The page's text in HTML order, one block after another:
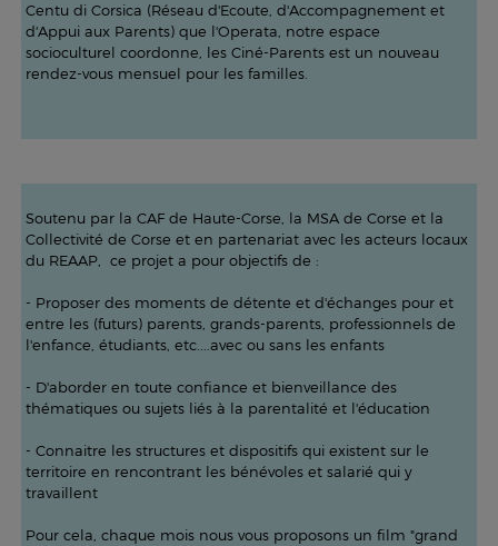
Centu di Corsica (Réseau d'Ecoute, d'Accompagnement et
d'Appui aux Parents) que l'Operata, notre espace
socioculturel coordonne, les Ciné-Parents est un nouveau
rendez-vous mensuel pour les familles.
Soutenu par la CAF de Haute-Corse, la MSA de Corse et la
Collectivité de Corse et en partenariat avec les acteurs locaux
du REAAP, ce projet a pour objectifs de :
- Proposer des moments de détente et d'échanges pour et
entre les (futurs) parents, grands-parents, professionnels de
l'enfance, étudiants, etc....avec ou sans les enfants
- D'aborder en toute confiance et bienveillance des
thématiques ou sujets liés à la parentalité et l'éducation
- Connaitre les structures et dispositifs qui existent sur le
territoire en rencontrant les bénévoles et salarié qui y
travaillent
Pour cela, chaque mois nous vous proposons un film "grand